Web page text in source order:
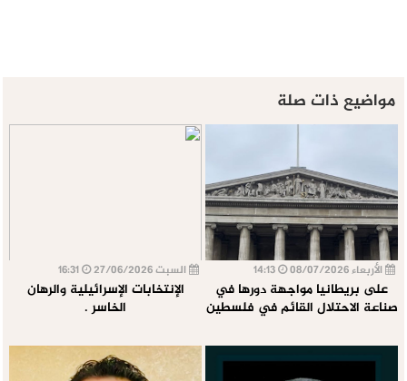
مواضيع ذات صلة
الأربعاء 08/07/2026
على بريطانيا مواجهة دورها في
صناعة الاحتلال القائم في فلسطين
السبت 27/06/2026
الإنتخابات الإسرائيلية والرهان
الخاسر .